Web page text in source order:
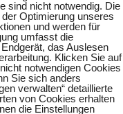
sind nicht notwendig. Die
Optimierung unseres
und werden für
umfasst die
das Auslesen
Klicken Sie auf
notwendigen Cookies
Sie sich anders
verwalten“ detaillierte
von Cookies erhalten
die Einstellungen